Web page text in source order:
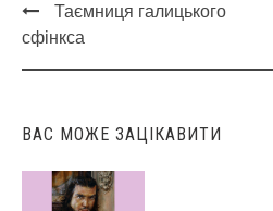
Post
navigation
Таємниця галицького
сфінкса
ВАС МОЖЕ ЗАЦІКАВИТИ